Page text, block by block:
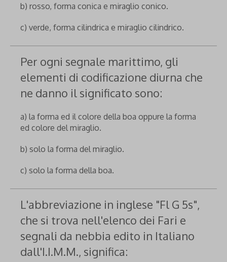
b) rosso, forma conica e miraglio conico.
c) verde, forma cilindrica e miraglio cilindrico.
Per ogni segnale marittimo, gli
elementi di codificazione diurna che
ne danno il significato sono:
a) la forma ed il colore della boa oppure la forma
ed colore del miraglio.
b) solo la forma del miraglio.
c) solo la forma della boa.
L'abbreviazione in inglese "Fl G 5s",
che si trova nell'elenco dei Fari e
segnali da nebbia edito in Italiano
dall'I.I.M.M., significa: